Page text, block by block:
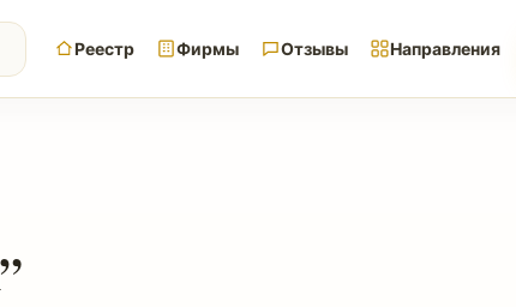
Реестр Фирмы Отзывы Направления